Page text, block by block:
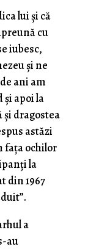
lui și că
cu
iubesc,
și ne
ani am
și apoi la
și dragostea
astăzi
fața ochilor
la
din 1967
a
au